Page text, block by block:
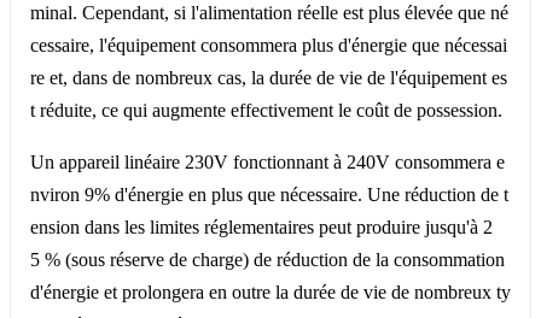
minal. Cependant, si l'alimentation réelle est plus élevée que né
cessaire, l'équipement consommera plus d'énergie que nécessai
re et, dans de nombreux cas, la durée de vie de l'équipement es
t réduite, ce qui augmente effectivement le coût de possession.
Un appareil linéaire 230V fonctionnant à 240V consommera e
nviron 9% d'énergie en plus que nécessaire. Une réduction de t
ension dans les limites réglementaires peut produire jusqu'à 2
5 % (sous réserve de charge) de réduction de la consommation
d'énergie et prolongera en outre la durée de vie de nombreux ty